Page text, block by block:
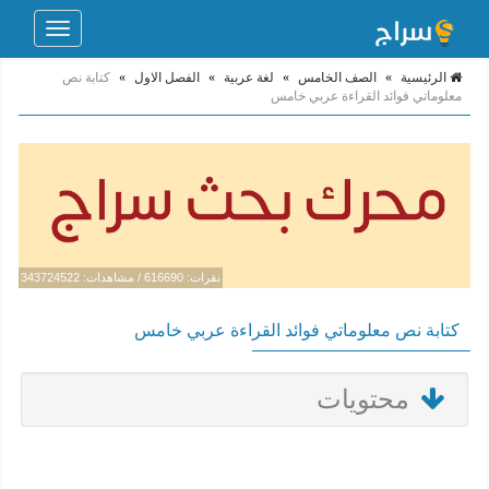
Toggle
الرئيسية » الصف الخامس » لغة عربية » الفصل الاول » كتابة نص
معلوماتي فوائد القراءة عربي خامس
نقرات: 616690 / مشاهدات: 343724522
كتابة نص معلوماتي فوائد القراءة عربي خامس
محتويات